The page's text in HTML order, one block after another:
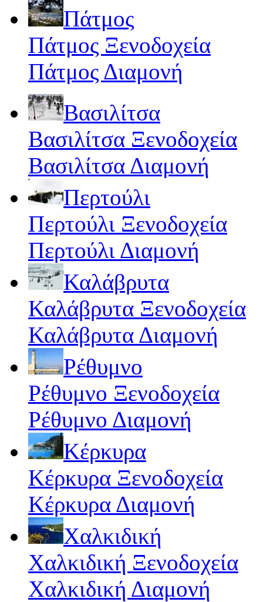
Πάτμος
Πάτμος Ξενοδοχεία
Πάτμος Διαμονή
Βασιλίτσα
Βασιλίτσα Ξενοδοχεία
Βασιλίτσα Διαμονή
Περτούλι
Περτούλι Ξενοδοχεία
Περτούλι Διαμονή
Καλάβρυτα
Καλάβρυτα Ξενοδοχεία
Καλάβρυτα Διαμονή
Ρέθυμνο
Ρέθυμνο Ξενοδοχεία
Ρέθυμνο Διαμονή
Κέρκυρα
Κέρκυρα Ξενοδοχεία
Κέρκυρα Διαμονή
Χαλκιδική
Χαλκιδική Ξενοδοχεία
Χαλκιδική Διαμονή